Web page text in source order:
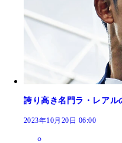
誇り高き名門ラ・レア
2023年10月20日 06:00